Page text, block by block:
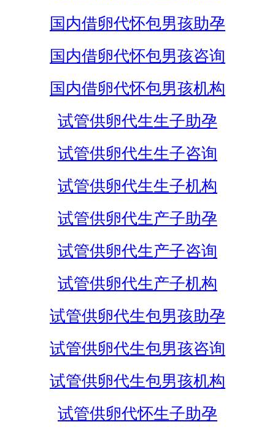
国内借卵代怀包男孩助孕
国内借卵代怀包男孩咨询
国内借卵代怀包男孩机构
试管供卵代生生子助孕
试管供卵代生生子咨询
试管供卵代生生子机构
试管供卵代生产子助孕
试管供卵代生产子咨询
试管供卵代生产子机构
试管供卵代生包男孩助孕
试管供卵代生包男孩咨询
试管供卵代生包男孩机构
试管供卵代怀生子助孕